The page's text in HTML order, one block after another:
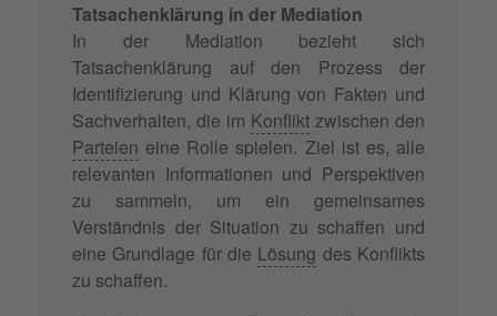
Tatsachenklärung in der Mediation
In der Mediation bezieht sich
Tatsachenklärung auf den Prozess der
Identifizierung und Klärung von Fakten und
Sachverhalten, die im Konflikt zwischen den
Parteien eine Rolle spielen. Ziel ist es, alle
relevanten Informationen und Perspektiven
zu sammeln, um ein gemeinsames
Verständnis der Situation zu schaffen und
eine Grundlage für die Lösung des Konflikts
zu schaffen.